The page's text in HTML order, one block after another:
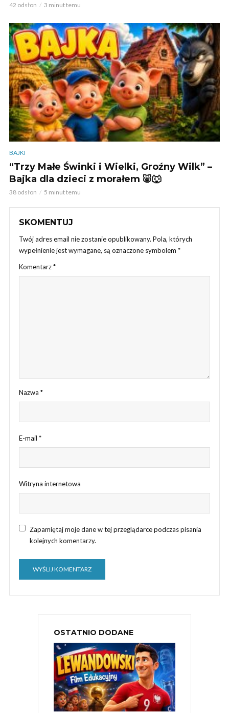
42 odsłon 3 minut temu
BAJKI
“Trzy Małe Świnki i Wielki, Groźny Wilk” –
Bajka dla dzieci z morałem 🐷🐺
38 odsłon 5 minut temu
SKOMENTUJ
Twój adres email nie zostanie opublikowany. Pola, których
wypełnienie jest wymagane, są oznaczone symbolem *
Komentarz*
Nazwa *
E-mail *
Witryna internetowa
Zapamiętaj moje dane w tej przeglądarce podczas pisania
kolejnych komentarzy.
OSTATNIO DODANE